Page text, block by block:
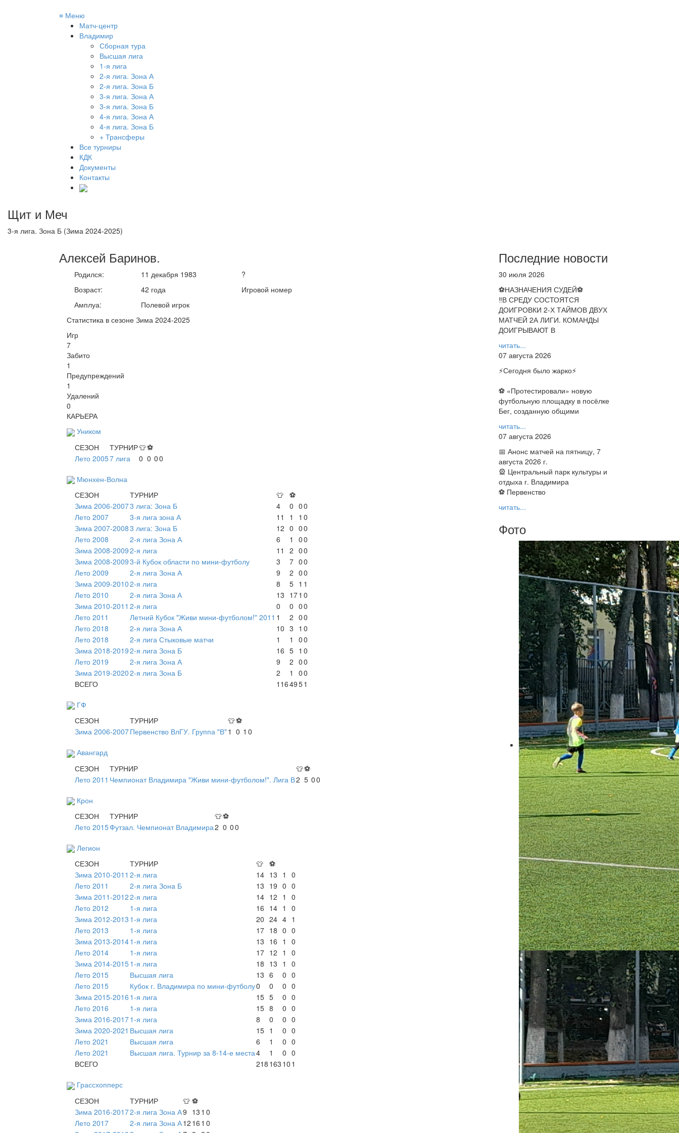
≡ Меню
Матч-центр
Владимир
Сборная тура
Высшая лига
1-я лига
2-я лига. Зона А
2-я лига. Зона Б
3-я лига. Зона А
3-я лига. Зона Б
4-я лига. Зона А
4-я лига. Зона Б
+ Трансферы
Все турниры
КДК
Документы
Контакты
Щит и Меч
3-я лига. Зона Б (Зима 2024-2025)
Алексей Баринов.
Родился:
Возраст:
Амплуа:
11 декабря 1983
42 года
Полевой игрок
?
Игровой номер
Статистика в сезоне Зима 2024-2025
Игр
7
Забито
1
Предупреждений
1
Удалений
0
КАРЬЕРА
Уником
СЕЗОН
ТУРНИР👕⚽
Лето 20057 лига 0 0 00
Мюнхен-Волна
СЕЗОН
ТУРНИР 👕 ⚽
Зима 2006-20073 лига: Зона Б 4 0 00
Лето 2007
3-я лига зона А 11 1 1 0
Зима 2007-20083 лига: Зона Б 12 0 00
Лето 2008
2-я лига Зона А 6 1 00
Зима 2008-20092-я лига 11 2 00
Зима 2008-20093-й Кубок области по мини-футболу 3 7 00
Лето 2009
2-я лига Зона А 9 2 00
Зима 2009-20102-я лига 8 5 1 1
Лето 2010
2-я лига Зона А 13 171 0
Зима 2010-2011 2-я лига 0 0 00
Лето 2011
Летний Кубок "Живи мини-футболом!" 2011 1 2 00
Лето 2018
2-я лига Зона А 10 3 1 0
Лето 2018
2-я лига Стыковые матчи 1 1 00
Зима 2018-20192-я лига Зона Б 16 5 1 0
Лето 2019
2-я лига Зона А 9 2 00
Зима 2019-20202-я лига Зона Б 2 1 00
ВСЕГО
1164951
ГФ
СЕЗОН
ТУРНИР 👕⚽
Зима 2006-2007Первенство ВлГУ. Группа "В"1 0 1 0
Авангард
СЕЗОН
ТУРНИР 👕⚽
Лето 2011 Чемпионат Владимира "Живи мини-футболом!". Лига В2 5 00
Крон
СЕЗОН
ТУРНИР 👕⚽
Лето 2015Футзал. Чемпионат Владимира2 0 00
Легион
СЕЗОН
ТУРНИР 👕 ⚽
Зима 2010-2011 2-я лига 14 13 1
0
Лето 2011
2-я лига Зона Б 13 19 0 0
Зима 2011-20122-я лига 14 12 1
0
Лето 2012
1-я лига 16 14 1
0
Зима 2012-2013 1-я лига 20 24 4 1
Лето 2013
1-я лига 17 18 0 0
Зима 2013-20141-я лига 13 16 1
0
Лето 2014
1-я лига 17 12 1
0
Зима 2014-20151-я лига 18 13 1
0
Лето 2015
Высшая лига 13 6 0 0
Лето 2015
Кубок г. Владимира по мини-футболу0 0 0 0
Зима 2015-2016 1-я лига 15 5 0 0
Лето 2016
1-я лига 15 8 0 0
Зима 2016-20171-я лига 8 0 0 0
Зима 2020-2021 Высшая лига 15 1 0 0
Лето 2021
Высшая лига 6 1 0 0
Лето 2021
Высшая лига. Турнир за 8-14-е места4 1 0 0
ВСЕГО
218 163 10 1
Грассхопперс
СЕЗОН
ТУРНИР 👕 ⚽
Зима 2016-20172-я лига Зона А9 13 1 0
Лето 2017
2-я лига Зона А12 16 1 0
Последние новости
30 июля 2026
⚽НАЗНАЧЕНИЯ СУДЕЙ⚽
‼В СРЕДУ СОСТОЯТСЯ
ДОИГРОВКИ 2-Х ТАЙМОВ ДВУХ
МАТЧЕЙ 2А ЛИГИ. КОМАНДЫ
ДОИГРЫВАЮТ В
читать...
07 августа 2026
⚡️Сегодня было жарко⚡️
⚽ ️«Протестировали» новую
футбольную площадку в посёлке
Бег, созданную общими
читать...
07 августа 2026
📅 Анонс матчей на пятницу, 7
августа 2026 г.
🎡 Центральный парк культуры и
отдыха г. Владимира
⚽ Первенство
читать...
Фото